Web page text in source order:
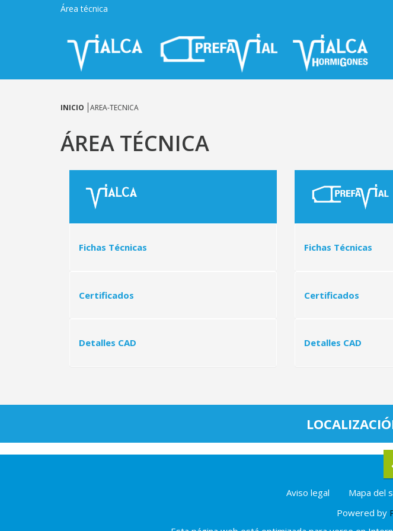
Área técnica
INICIO AREA-TECNICA
ÁREA TÉCNICA
Fichas Técnicas
ft-l-1500
ft-p-30
Certificados
Detalles CAD
Fichas Técnicas
E. Tram.
ft-acustico-
md-
ET. Bov. Arm.
Certificados
Detalles CAD
Aviso legal Mapa del
Powered by